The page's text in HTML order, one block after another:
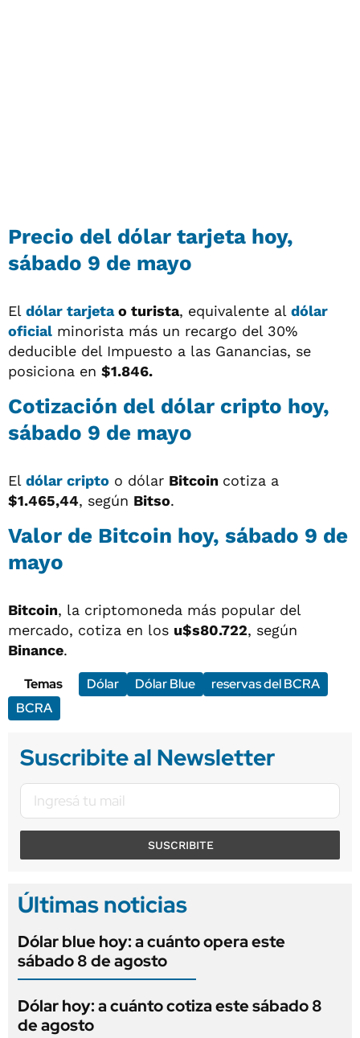
Precio del dólar tarjeta hoy,
sábado 9 de mayo
El dólar tarjetao turista, equivalente al dólar
oficial minorista más un recargo del 30%
deducible del Impuesto a las Ganancias, se
posiciona en $1.846.
Cotización del dólar cripto hoy,
sábado 9 de mayo
El dólar cripto o dólar Bitcoin cotiza a
$1.465,44, según Bitso.
Valor de Bitcoin hoy, sábado 9 de
mayo
Bitcoin, la criptomoneda más popular del
mercado, cotiza en los u$s80.722, según
Binance.
Temas
Dólar Dólar Blue
reservas del BCRA
BCRA
Suscribite al Newsletter
SUSCRIBITE
Últimas noticias
Dólar blue hoy: a cuánto opera este
sábado 8 de agosto
Dólar hoy: a cuánto cotiza este sábado 8
de agosto